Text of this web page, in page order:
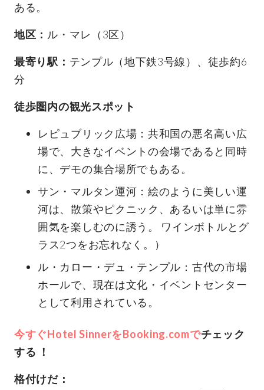
ある。
地区： ル・マレ（3区）
最寄り駅： テンプル（地下鉄3号線）、徒歩約6
分
徒歩圏内の観光スポット
レピュブリック広場：共和国の悪名高い広
場で、大きなイベントの会場であると同時
に、デモの集合場所でもある。
サン・マルタン運河：絵のように美しい運
河は、散策やピクニック、あるいは単に雰
囲気を楽しむのに誘う。 ワインボトルとグ
ラス2つをお忘れなく。）
ル・カロー・デュ・テンプル：古代の市場
ホールで、現在は文化・イベントセンター
として利用されている。
今すぐHotel SinnerをBooking.comでチェック
する ！
格付けだ：